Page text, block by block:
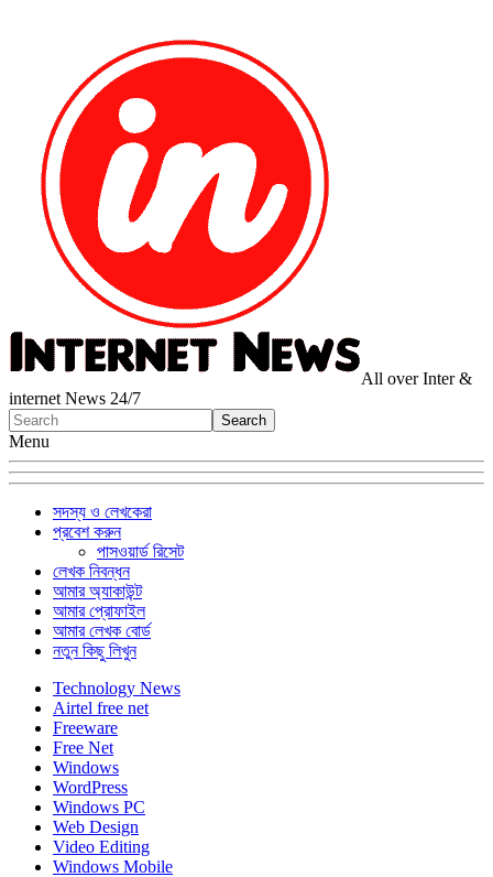
All over Inter &
internet News 24/7
Menu
সদস্য ও লেখকেরা
প্রবেশ করুন
পাসওয়ার্ড রিসেট
লেখক নিবন্ধন
আমার অ্যাকাউন্ট
আমার প্রোফাইল
আমার লেখক বোর্ড
নতুন কিছু লিখুন
Technology News
Airtel free net
Freeware
Free Net
Windows
WordPress
Windows PC
Web Design
Video Editing
Windows Mobile